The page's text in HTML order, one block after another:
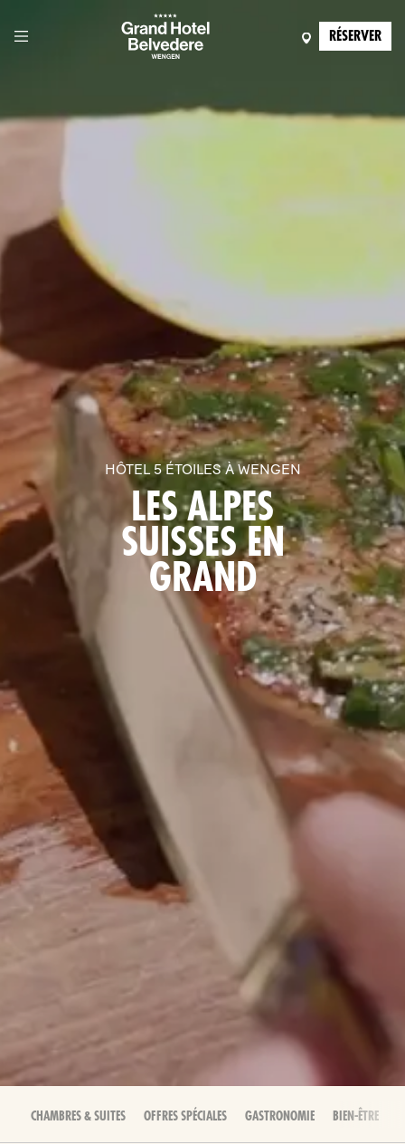
RÉSERVER
HÔTEL 5 ÉTOILES À WENGEN
LES ALPES
SUISSES EN
GRAND
CHAMBRES & SUITES OFFRES SPÉCIALES GASTRONOMIE BIEN-ÊTRE